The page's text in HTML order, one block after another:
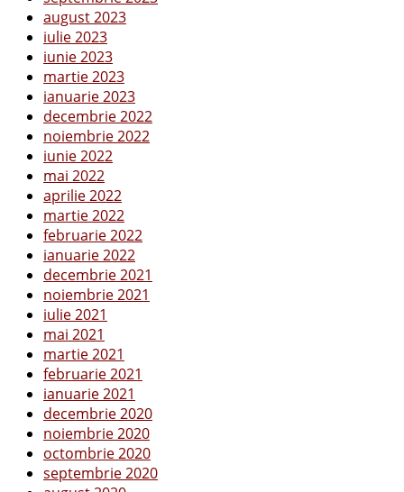
august 2023
iulie 2023
iunie 2023
martie 2023
ianuarie 2023
decembrie 2022
noiembrie 2022
iunie 2022
mai 2022
aprilie 2022
martie 2022
februarie 2022
ianuarie 2022
decembrie 2021
noiembrie 2021
iulie 2021
mai 2021
martie 2021
februarie 2021
ianuarie 2021
decembrie 2020
noiembrie 2020
octombrie 2020
septembrie 2020